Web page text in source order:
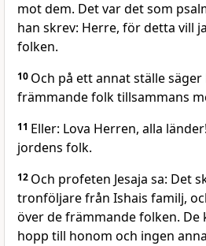
mot dem. Det var det som
han skrev: Herre, för detta vill
folken.
10 Och på ett annat ställe säger
främmande folk tillsammans
11 Eller: Lova Herren, alla
jordens folk.
12 Och profeten Jesaja sa: Det
tronföljare från Ishais familj,
över de främmande folken.
hopp till honom och ingen